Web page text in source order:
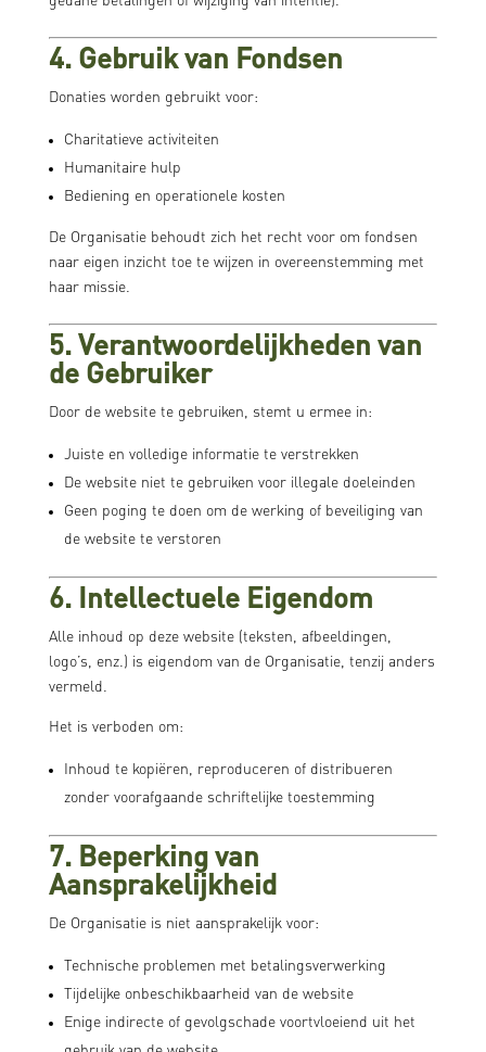
4. Gebruik van Fondsen
Donaties worden gebruikt voor:
Charitatieve activiteiten
Humanitaire hulp
Bediening en operationele kosten
De Organisatie behoudt zich het recht voor om fondsen
naar eigen inzicht toe te wijzen in overeenstemming met
haar missie.
5. Verantwoordelijkheden van
de Gebruiker
Door de website te gebruiken, stemt u ermee in:
Juiste en volledige informatie te verstrekken
De website niet te gebruiken voor illegale doeleinden
Geen poging te doen om de werking of beveiliging van
de website te verstoren
6. Intellectuele Eigendom
Alle inhoud op deze website (teksten, afbeeldingen,
logo’s, enz.) is eigendom van de Organisatie, tenzij anders
vermeld.
Het is verboden om:
Inhoud te kopiëren, reproduceren of distribueren
zonder voorafgaande schriftelijke toestemming
7. Beperking van
Aansprakelijkheid
De Organisatie is niet aansprakelijk voor:
Technische problemen met betalingsverwerking
Tijdelijke onbeschikbaarheid van de website
Enige indirecte of gevolgschade voortvloeiend uit het